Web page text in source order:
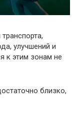
улучшений и
к этим зонам не
близко,